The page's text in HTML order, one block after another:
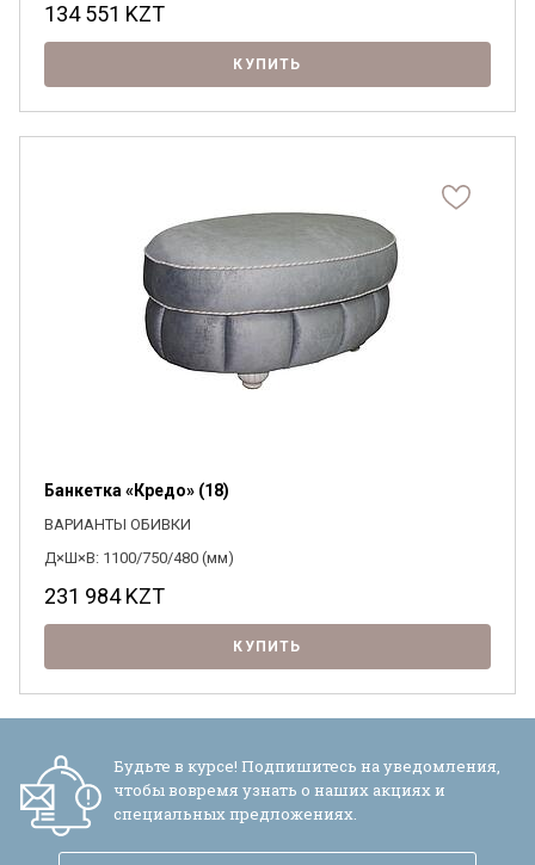
134 551 KZT
КУПИТЬ
Банкетка «Кредо» (18)
ВАРИАНТЫ ОБИВКИ
Д×Ш×В: 1100/750/480 (мм)
231 984KZT
КУПИТЬ
Будьте в курсе! Подпишитесь на уведомления,
чтобы вовремя узнать о наших акциях и
специальных предложениях.